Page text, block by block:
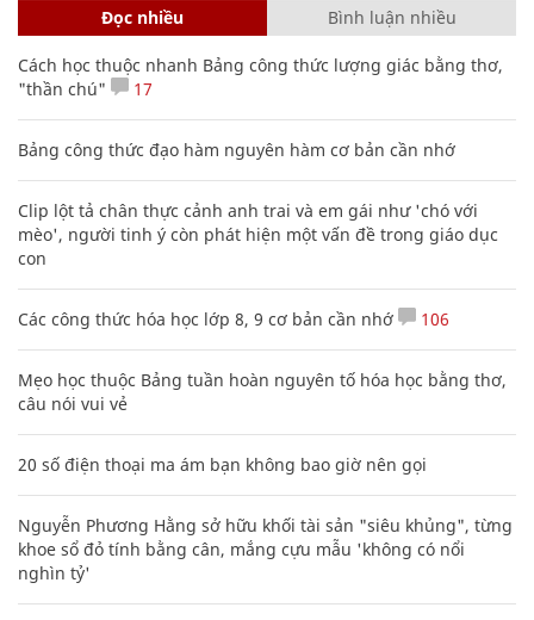
Đọc nhiều Bình luận nhiều
Cách học thuộc nhanh Bảng công thức lượng giác bằng thơ,
"thần chú"
17
Bảng công thức đạo hàm nguyên hàm cơ bản cần nhớ
Clip lột tả chân thực cảnh anh trai và em gái như 'chó với
mèo', người tinh ý còn phát hiện một vấn đề trong giáo dục
con
Các công thức hóa học lớp 8, 9 cơ bản cần nhớ 106
Mẹo học thuộc Bảng tuần hoàn nguyên tố hóa học bằng thơ,
câu nói vui vẻ
20 số điện thoại ma ám bạn không bao giờ nên gọi
Nguyễn Phương Hằng sở hữu khối tài sản "siêu khủng", từng
khoe sổ đỏ tính bằng cân, mắng cựu mẫu 'không có nổi
nghìn tỷ'